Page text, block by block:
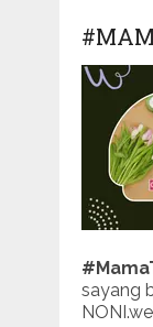
sayang